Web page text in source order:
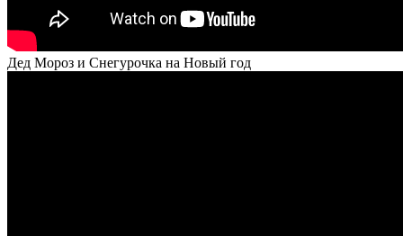
Дед Мороз и Снегурочка на Новый год